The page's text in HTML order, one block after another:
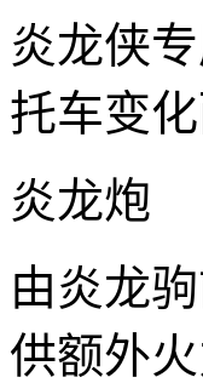
炎龙侠
托车变
炎龙炮
由炎龙
供额外火